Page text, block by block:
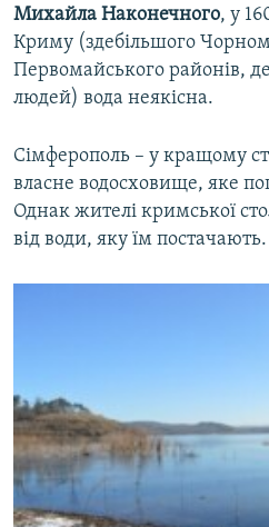
Михайла Наконечного, у
Криму (здебільшого
Первомайського районів,
людей) вода неякісна.
Сімферополь – у кращому
власне водосховище, яке
Однак жителі кримської
від води, яку їм постачають.